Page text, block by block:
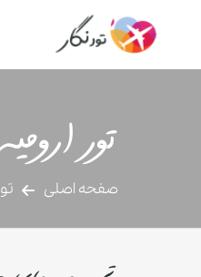
تور
صفحه اصلی